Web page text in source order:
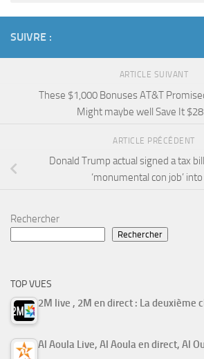
SUIVRE :
ARTICLE SUIVANT
These $1,000 Bonuses AT&T
Might maybe well Save It
ARTICLE PRÉCÉDENT
Donald Trump actual signed a tax
‘monumental con job’
Rechercher
Rechercher
TOP VUES
2M live , 2M en direct : La deuxième
Al Aoula Live, Al Aoula en direct, Al